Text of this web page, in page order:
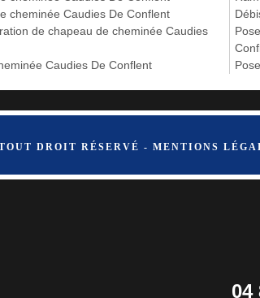
cheminée Caudies De Conflent
de chapeau de cheminée Caudies
Caudies De Conflent
DROIT RÉSERVÉ -MENTIONS
04